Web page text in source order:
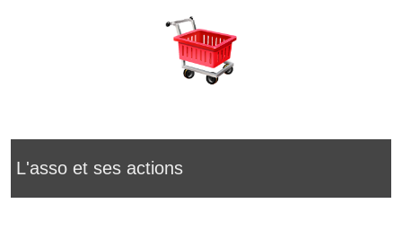
L'asso et ses actions